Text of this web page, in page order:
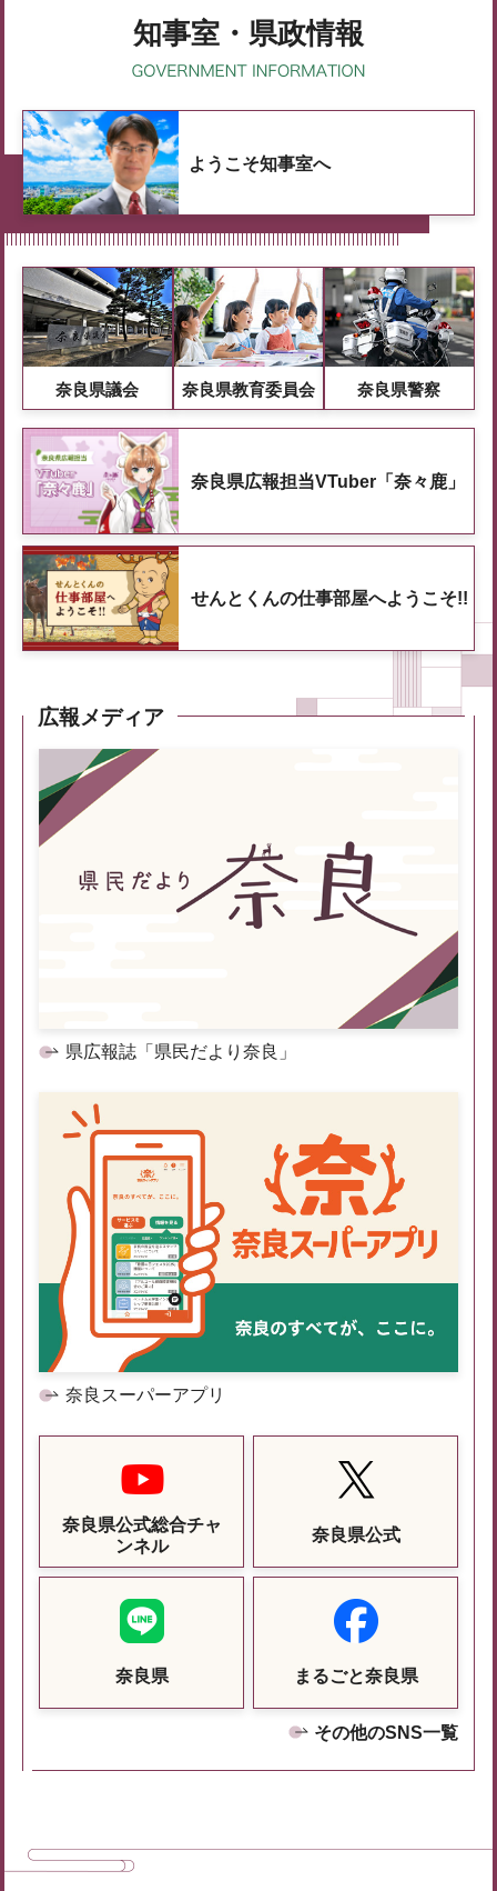
知事室・県政情報
ようこそ知事室へ
奈良県議会 奈良県教育委員会 奈良県警察
奈良県広報担当VTuber「奈々鹿」
せんとくんの仕事部屋へようこそ!!
広報メディア
県広報誌「県民だより奈良」
奈良スーパーアプリ
奈良県公式総合チャ
ンネル
奈良県公式
奈良県 まるごと奈良県
その他のSNS一覧